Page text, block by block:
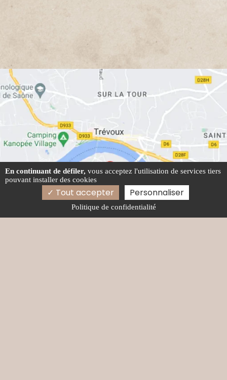
En continuant de défiler, vous acceptez l'utilisation de services tiers
pouvant installer des cookies
Tout accepter Personnaliser
Politique de confidentialité